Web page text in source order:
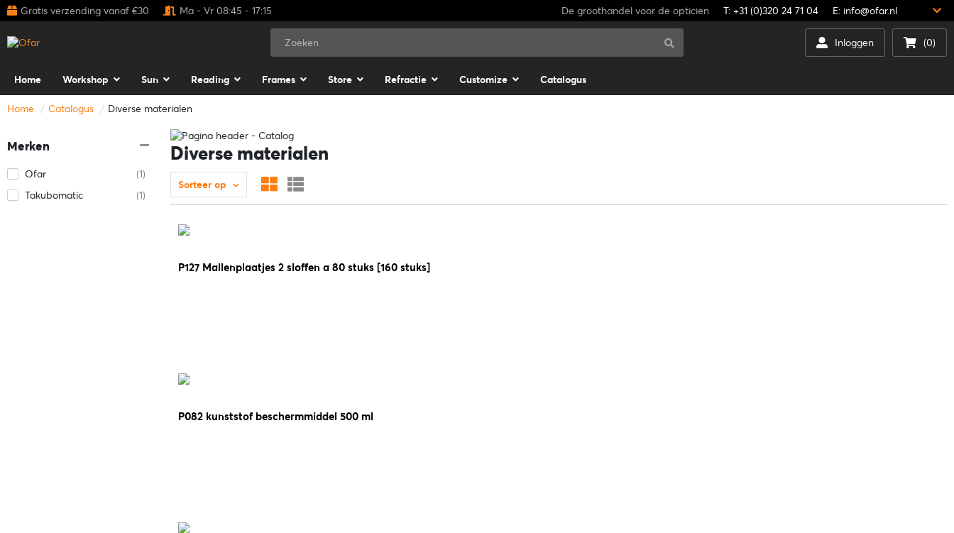
Gratis verzending vanaf €30 Ma - Vr 08:45 - 17:15 De groothandel voor de opticien T: +31 (0)320 24 71 04 E: info@ofar.nl
Inloggen (0)
Home Workshop Sun Reading Frames Store Refractie Customize Catalogus
Home Catalogus Diverse materialen
Merken
Ofar
(1)
Takubomatic
(1)
Diverse materialen
Sorteer op
P127 Mallenplaatjes 2 sloffen a 80 stuks [160 stuks]
P082 kunststof beschermmiddel 500 ml